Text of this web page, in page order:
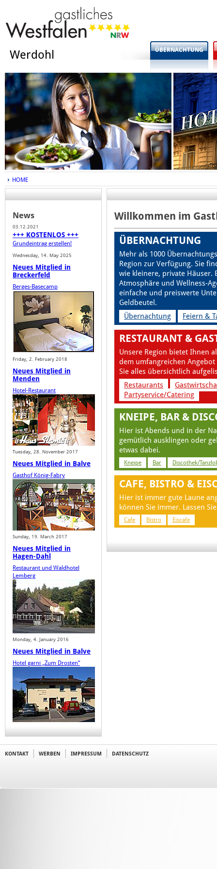
Werdohl ÜBERNACHTUNG
HOME
News
03.12.2021
+++ KOSTENLOS +++
Grundeintrag erstellen!
Wednesday, 14. May 2025
Neues Mitglied in
Breckerfeld
Berges-Basecamp
Friday, 2. February 2018
Neues Mitglied in
Menden
Hotel-Restaurant
Tuesday, 28. November 2017
Neues Mitglied in Balve
Gasthof König-Fabry
Sunday, 19. March 2017
Neues Mitglied in
Hagen-Dahl
Restaurant und Waldhotel
Lemberg
Monday, 4. January 2016
Neues Mitglied in Balve
Hotel garni „Zum Drosten“
Willkommen im
ÜBERNACHTUNG
Mehr als 1000
Region zur Verfügung. Sie
wie kleinere, private Häuser.
Atmosphäre und Wellness-
einfache und preiswerte
Geldbeutel.
Übernachtung
Feiern &
RESTAURANT &
Unsere Region bietet Ihnen
dem umfangreichen
Sie alles übersichtlich
Restaurants
Partyservice/Catering
KNEIPE, BAR &
Hier ist Abends und in der
gemütlich ausklingen oder
etwas dabei.
Kneipe Bar Discothek/
CAFE, BISTRO &
Hier ist immer gute Laune
können Sie immer. Lassen
Cafe Bistro Eiscafe
KONTAKT WERBEN IMPRESSUM DATENSCHUTZ